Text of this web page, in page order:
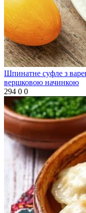
Шпинатне суфле з
вершковою начинкою
294 0 0